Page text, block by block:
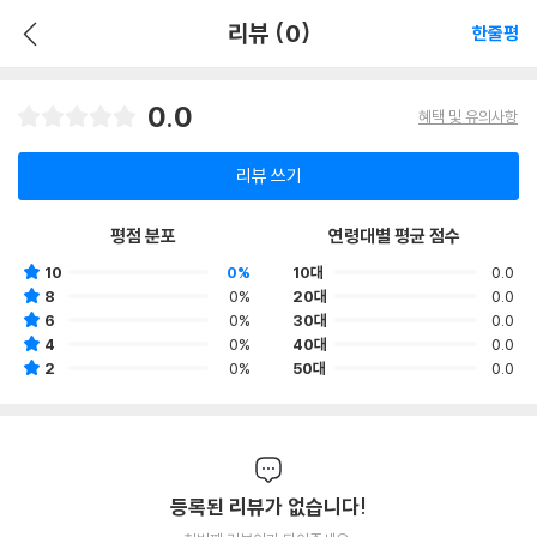
리뷰 (0) 한줄평
0.0 혜택 및 유의사항
리뷰 쓰기
평점 분포
10
0%
8
0%
6
0%
4
0%
2
0%
연령대별 평균 점수
10대
0.0
20대
0.0
30대
0.0
40대
0.0
50대
0.0
등록된 리뷰가 없습니다!